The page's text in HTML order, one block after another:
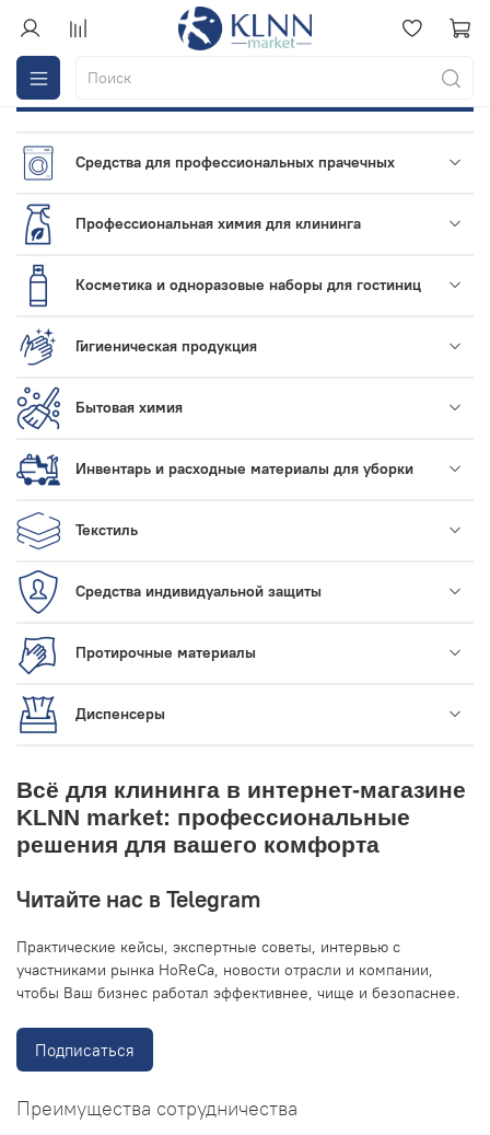
Средства для профессиональных прачечных
Профессиональная химия для клининга
Косметика и одноразовые наборы для гостиниц
Гигиеническая продукция
Бытовая химия
Инвентарь и расходные материалы для уборки
Текстиль
Средства индивидуальной защиты
Протирочные материалы
Диспенсеры
Всё для клининга в интернет-магазине
KLNN market: профессиональные
решения для вашего комфорта
Читайте нас в Telegram
Практические кейсы, экспертные советы, интервью с
участниками рынка HoReCa, новости отрасли и компании,
чтобы Ваш бизнес работал эффективнее, чище и безопаснее.
Подписаться
Преимущества сотрудничества